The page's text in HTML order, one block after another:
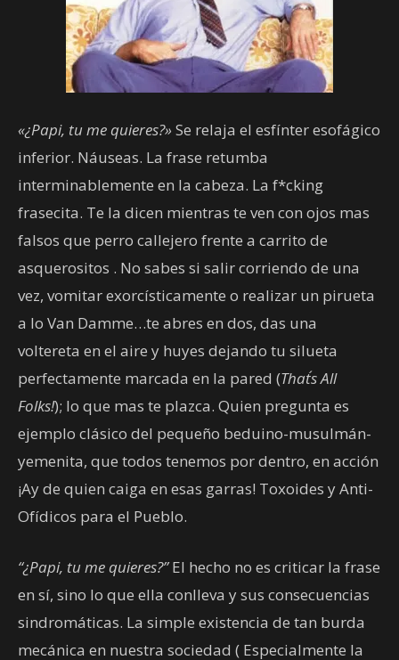
«¿Papi, tu me quieres?» Se relaja el esfínter esofágico
inferior. Náuseas. La frase retumba
interminablemente en la cabeza. La f*cking
frasecita. Te la dicen mientras te ven con ojos mas
falsos que perro callejero frente a carrito de
asquerositos . No sabes si salir corriendo de una
vez, vomitar exorcísticamente o realizar un pirueta
a lo Van Damme…te abres en dos, das una
voltereta en el aire y huyes dejando tu silueta
perfectamente marcada en la pared (That´s All
Folks!); lo que mas te plazca. Quien pregunta es
ejemplo clásico del pequeño beduino-musulmán-
yemenita, que todos tenemos por dentro, en acción
¡Ay de quien caiga en esas garras! Toxoides y Anti-
Ofídicos para el Pueblo.
“¿Papi, tu me quieres?”El hecho no es criticar la frase
en sí, sino lo que ella conlleva y sus consecuencias
sindromáticas. La simple existencia de tan burda
mecánica en nuestra sociedad ( Especialmente la